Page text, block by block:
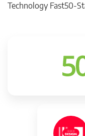
Technology Fast50-